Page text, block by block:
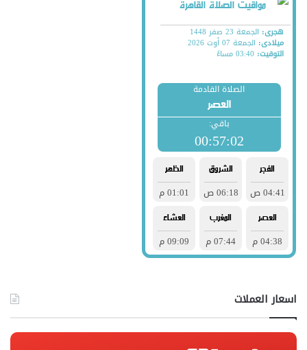
اسعار العملات